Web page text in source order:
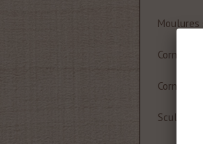
Corniche
Corniches
Sculptures